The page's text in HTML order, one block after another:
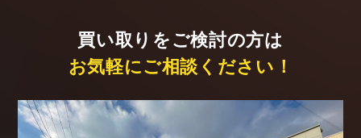
買い取りをご検討の方は
お気軽にご相談ください！